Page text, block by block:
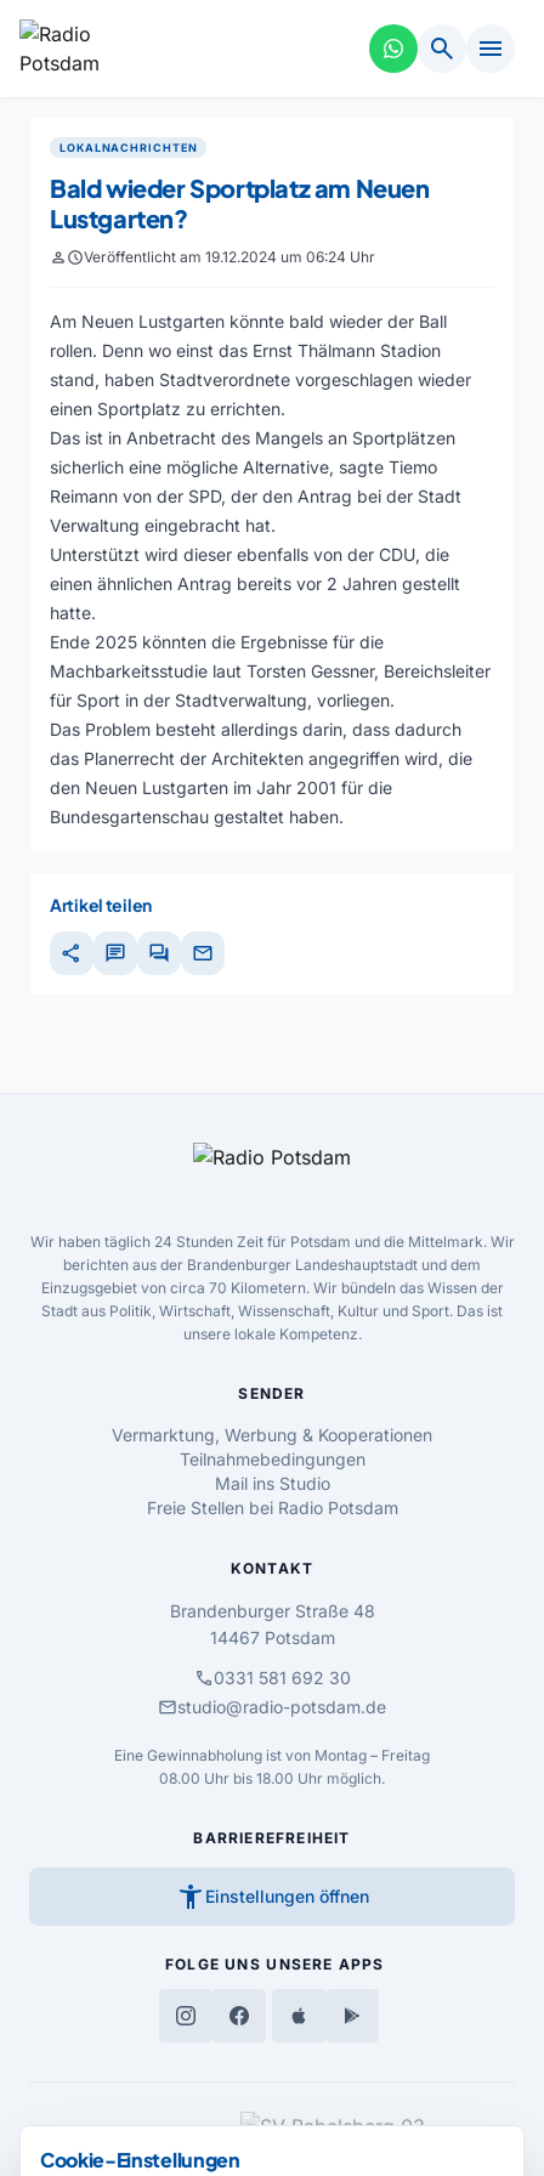
search menu
LOKALNACHRICHTEN
Bald wieder Sportplatz am Neuen
Lustgarten?
personscheduleVeröffentlicht am 19.12.2024 um 06:24 Uhr
Am Neuen Lustgarten könnte bald wieder der Ball
rollen. Denn wo einst das Ernst Thälmann Stadion
stand, haben Stadtverordnete vorgeschlagen wieder
einen Sportplatz zu errichten.
Das ist in Anbetracht des Mangels an Sportplätzen
sicherlich eine mögliche Alternative, sagte Tiemo
Reimann von der SPD, der den Antrag bei der Stadt
Verwaltung eingebracht hat.
Unterstützt wird dieser ebenfalls von der CDU, die
einen ähnlichen Antrag bereits vor 2 Jahren gestellt
hatte.
Ende 2025 könnten die Ergebnisse für die
Machbarkeitsstudie laut Torsten Gessner, Bereichsleiter
für Sport in der Stadtverwaltung, vorliegen.
Das Problem besteht allerdings darin, dass dadurch
das Planerrecht der Architekten angegriffen wird, die
den Neuen Lustgarten im Jahr 2001 für die
Bundesgartenschau gestaltet haben.
Artikel teilen
share chat forum mail
Wir haben täglich 24 Stunden Zeit für Potsdam und die Mittelmark. Wir
berichten aus der Brandenburger Landeshauptstadt und dem
Einzugsgebiet von circa 70 Kilometern. Wir bündeln das Wissen der
Stadt aus Politik, Wirtschaft, Wissenschaft, Kultur und Sport. Das ist
unsere lokale Kompetenz.
SENDER
Vermarktung, Werbung & Kooperationen
Teilnahmebedingungen
Mail ins Studio
Freie Stellen bei Radio Potsdam
KONTAKT
Brandenburger Straße 48
14467 Potsdam
call0331 581 692 30
mailstudio@radio-potsdam.de
Eine Gewinnabholung ist von Montag – Freitag
08.00 Uhr bis 18.00 Uhr möglich.
BARRIEREFREIHEIT
accessibility_new Einstellungen öffnen
FOLGE UNS UNSERE APPS
MEDIENPARTNER
Cookie-Einstellungen